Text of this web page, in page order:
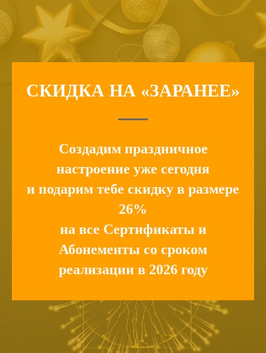
СКИДКА НА «ЗАРАНЕЕ»
Создадим праздничное
настроение уже сегодня
и подарим тебе скидку в размере
26%
на все Сертификаты и
Абонементы со сроком
реализации в 2026 году